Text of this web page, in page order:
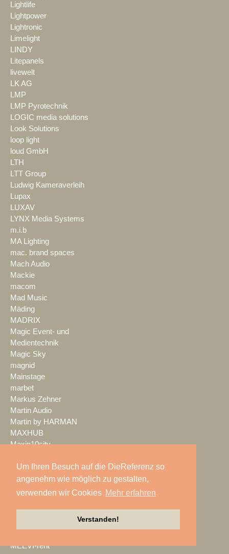
Um Ihren Besuch auf die DieReferenz so
angenehm wie möglich zu gestalten,
verwenden wir Cookies Mehr erfahren
Verstanden!
Lightlife
Lightpower
Lightronic
Limelight
LINDY
Litepanels
livewelt
LK AG
LMP
LMP Pyrotechnik
LOGIC media solutions
Look Solutions
loop light
loud GmbH
LTH
LTT Group
Ludwig Kameraverleih
Lupax
LUXAV
LYNX Media Systems
m.i.b
MA Lighting
mac. brand spaces
Mach Audio
Mackie
macom
Mad Music
Mäding
MADRIX
Magic Event- und
Medientechnik
Magic Sky
magnid
Mainstage
marbet
Markus Zehner
Martin Audio
Martin by HARMAN
MAXHUB
Maxin10sity
MDS PAtec
MEDIA IN RES
Media Resource Group
MediaLantic
MEEVI-rent